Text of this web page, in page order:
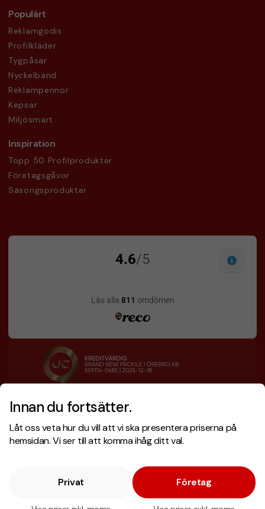
Innan du fortsätter.
Låt oss veta hur du vill att vi ska presentera priserna på
hemsidan. Vi ser till att komma ihåg ditt val.
Privat Företag
Populärt
Reklamgodis
Profilkläder
Tygpåsar
Nyckelband
Reklampennor
Kepsar
Miljösmart
Inspiration
Topp 50 Profilprodukter
Företagsgåvor
Säsongsprodukter
Designskiss inom 1 h
Fri offert
Snabb leverans
Copyright © 2026 . Brand New Profile AB